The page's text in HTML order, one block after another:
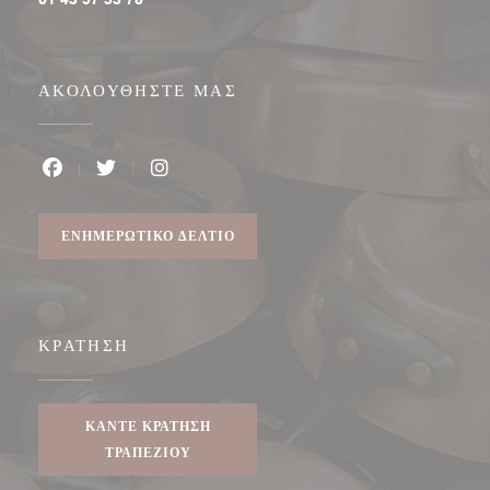
ΑΚΟΛΟΥΘΉΣΤΕ ΜΑΣ
ΕΝΗΜΕΡΩΤΙΚΌ ΔΕΛΤΊΟ
ΚΡΆΤΗΣΗ
ΚΆΝΤΕ ΚΡΆΤΗΣΗ
ΤΡΑΠΕΖΙΟΎ